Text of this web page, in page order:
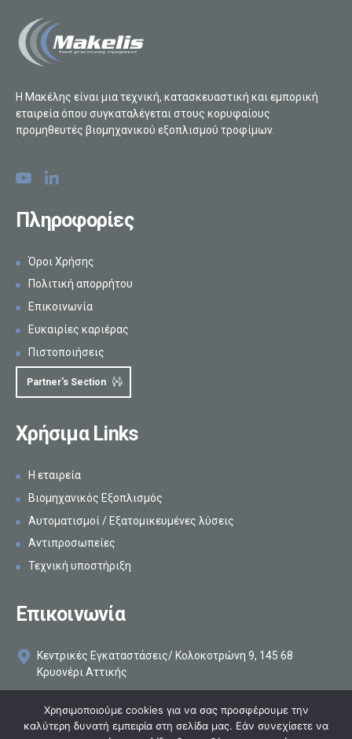
Η Μακέλης είναι μια τεχνική, κατασκευαστική και εμπορική
εταιρεία όπου συγκαταλέγεται στους κορυφαίους
προμηθευτές βιομηχανικού εξοπλισμού τροφίμων.
Πληροφορίες
Όροι Χρήσης
Πολιτική απορρήτου
Επικοινωνία
Ευκαιρίες καριέρας
Πιστοποιήσεις
Partner's Section
Χρήσιμα Links
Η εταιρεία
Βιομηχανικός Εξοπλισμός
Αυτοματισμοί / Εξατομικευμένες λύσεις
Αντιπροσωπείες
Τεχνική υποστήριξη
Επικοινωνία
Κεντρικές Εγκαταστάσεις/ Κολοκοτρώνη 9, 145 68
Κρυονέρι Αττικής
info@makelis.com
Χρησιμοποιούμε cookies για να σας προσφέρουμε την
καλύτερη δυνατή εμπειρία στη σελίδα μας. Εάν συνεχίσετε να